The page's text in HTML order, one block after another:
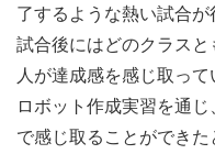
了するような熱い試合が
試合後にはどのクラス
人が達成感を感じ取って
ロボット作成実習を通
で感じ取ることができた